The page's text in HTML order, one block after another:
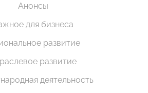
Анонсы
для бизнеса
развитие
развитие
деятельность